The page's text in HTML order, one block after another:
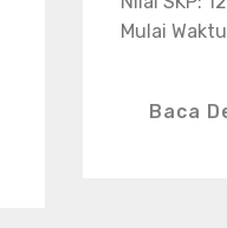
Mulai
Baca